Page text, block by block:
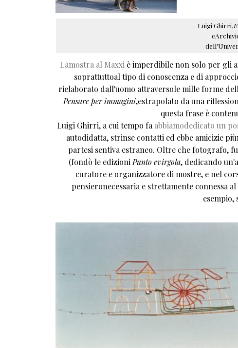
Luigi Ghirri,
Lamostra al Maxxi è imperdibile non solo per gli
soprattuttoal tipo di conoscenza e di
rielaborato dall'uomo attraversole mille forme
Pensare per immagini,estrapolato da una
questa frase è
Luigi Ghirri, a cui tempo fa abbiamodedicato un
autodidatta, strinse contatti ed ebbe amicizie
partesi sentiva estraneo. Oltre che fotografo,
(fondò le edizioni Punto evirgola, dedicando
curatore e organizzatore di mostre, e nel
pensieronecessaria e strettamente connessa